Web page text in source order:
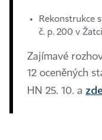
Rekonstrukce
č. p. 200 v Žatci
Zajímavé
12 oceněných
HN 25. 10. a zde